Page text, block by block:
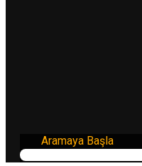
Aramaya Başla